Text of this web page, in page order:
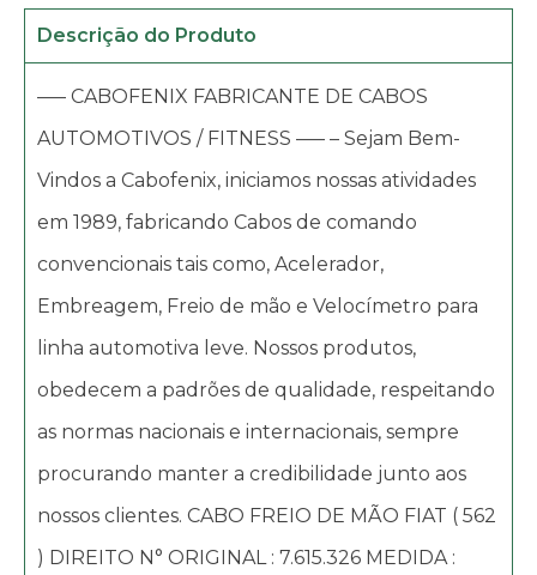
Descrição do Produto
—– CABOFENIX FABRICANTE DE CABOS
AUTOMOTIVOS / FITNESS —– – Sejam Bem-
Vindos a Cabofenix, iniciamos nossas atividades
em 1989, fabricando Cabos de comando
convencionais tais como, Acelerador,
Embreagem, Freio de mão e Velocímetro para
linha automotiva leve. Nossos produtos,
obedecem a padrões de qualidade, respeitando
as normas nacionais e internacionais, sempre
procurando manter a credibilidade junto aos
nossos clientes. CABO FREIO DE MÃO FIAT ( 562
) DIREITO N° ORIGINAL : 7.615.326 MEDIDA :